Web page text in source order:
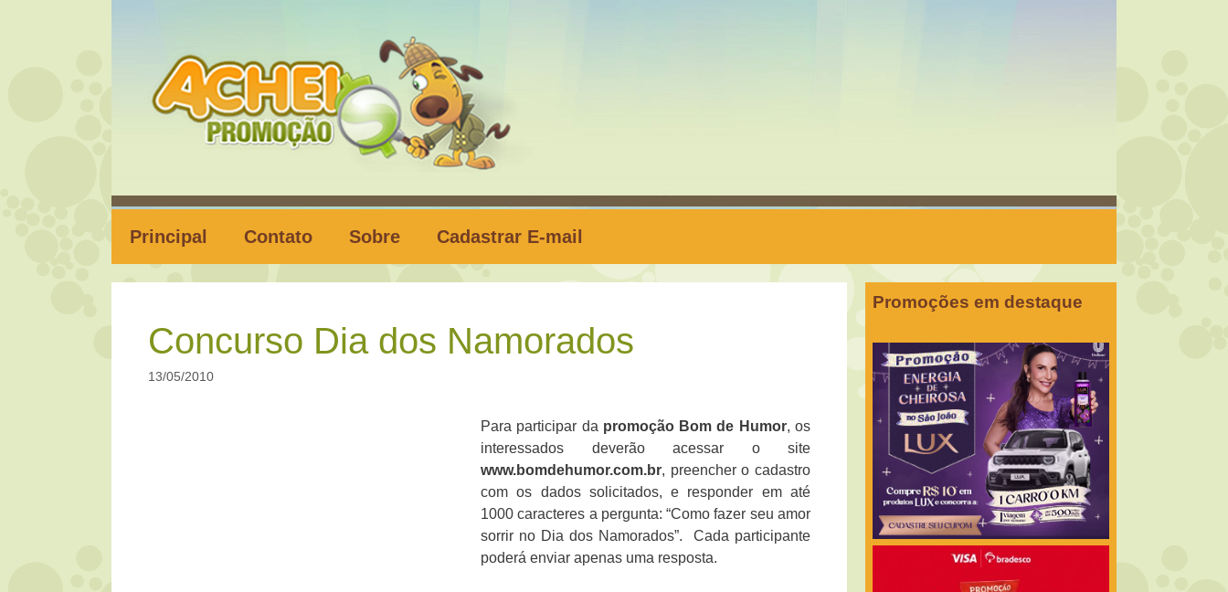
Principal Contato Sobre Cadastrar E-mail
Concurso Dia dos Namorados
13/05/2010
Para participar da promoção Bom de Humor, os
interessados deverão acessar o site
www.bomdehumor.com.br, preencher o cadastro
com os dados solicitados, e responder em até
1000 caracteres a pergunta: “Como fazer seu amor
sorrir no Dia dos Namorados”. Cada participante
poderá enviar apenas uma resposta.
Promoções em destaque